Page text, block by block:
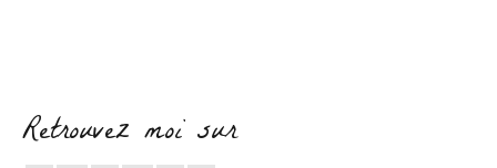
Retrouvez moi sur